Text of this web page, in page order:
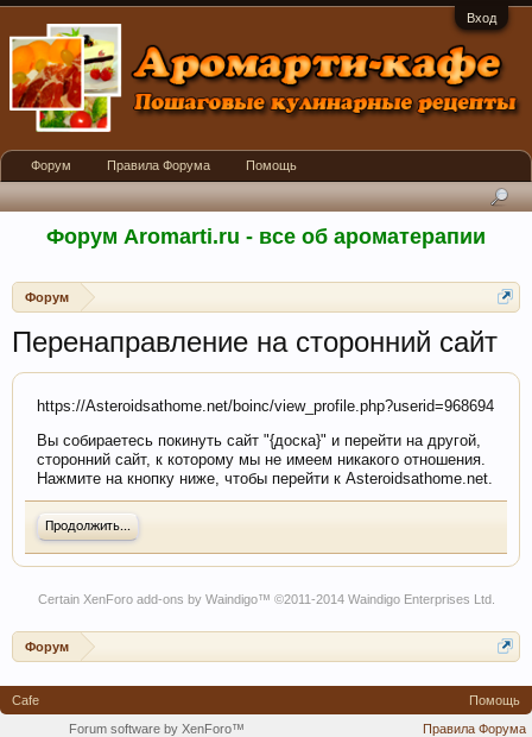
Вход
Форум Aromarti.ru - все об ароматерапии
Форум
Перенаправление на сторонний сайт
https://Asteroidsathome.net/boinc/view_profile.php?userid=968694
Вы собираетесь покинуть сайт "{доска}" и перейти на другой,
сторонний сайт, к которому мы не имеем никакого отношения.
Нажмите на кнопку ниже, чтобы перейти к Asteroidsathome.net.
Продолжить...
Certain XenForo add-ons by Waindigo™ ©2011-2014 Waindigo Enterprises Ltd.
Форум
Форум Правила Форума Помощь
Cafe
Помощь
Правила Форума
Forum software by XenForo™